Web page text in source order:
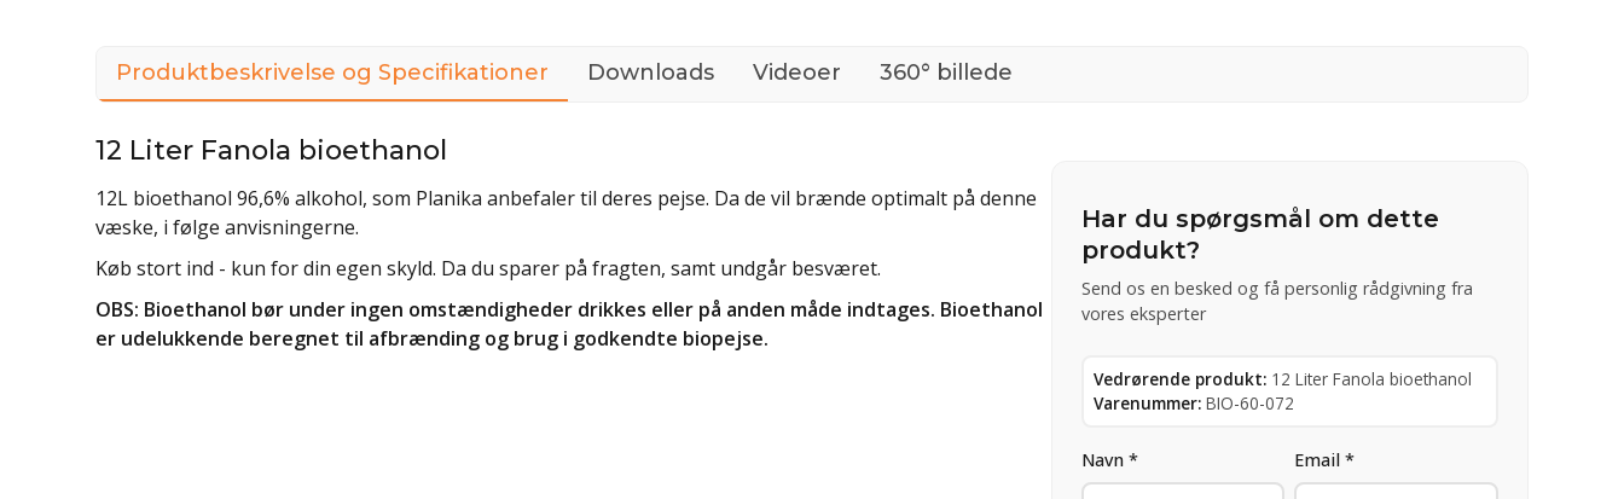
Produktbeskrivelse og Specifikationer Downloads Videoer 360° billede
12 Liter Fanola bioethanol
12L bioethanol 96,6% alkohol, som Planika anbefaler til deres pejse. Da de vil brænde optimalt på denne
væske, i følge anvisningerne.
Køb stort ind - kun for din egen skyld. Da du sparer på fragten, samt undgår besværet.
OBS: Bioethanol bør under ingen omstændigheder drikkes eller på anden måde indtages. Bioethanol
er udelukkende beregnet til afbrænding og brug i godkendte biopejse.
Har du spørgsmål om dette
produkt?
Send os en besked og få personlig rådgivning fra
vores eksperter
Vedrørende produkt: 12 Liter Fanola bioethanol
Varenummer: BIO-60-072
Navn * Email *